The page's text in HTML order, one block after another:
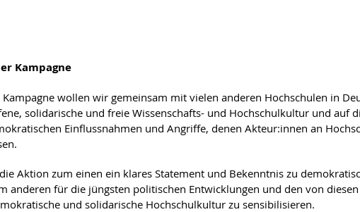
Kampagne
wollen wir gemeinsam mit vielen anderen Hochschulen in
solidarische und freie Wissenschafts- und Hochschulkultur und auf
Einflussnahmen und Angriffe, denen Akteur:innen an
Aktion zum einen ein klares Statement und Bekenntnis zu
anderen für die jüngsten politischen Entwicklungen und den von
und solidarische Hochschulkultur zu sensibilisieren.